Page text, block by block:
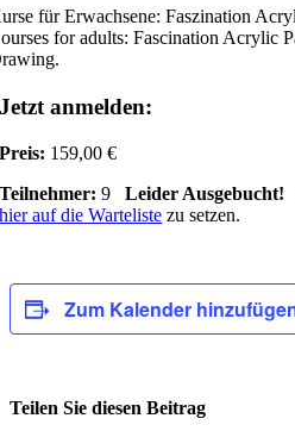
für Erwachsene: Faszination
for adults: Fascination Acrylic
Jetzt anmelden:
Preis: 159,00 €
Teilnehmer: 9Leider Ausgebucht!
hier auf die Warteliste zu setzen.
Zum Kalender
Teilen Sie diesen Beitrag